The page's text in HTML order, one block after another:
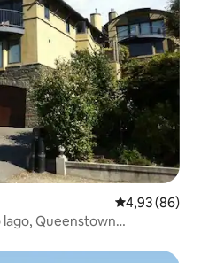
4,93 de uma
4,93 (86)
lago, Queenstown